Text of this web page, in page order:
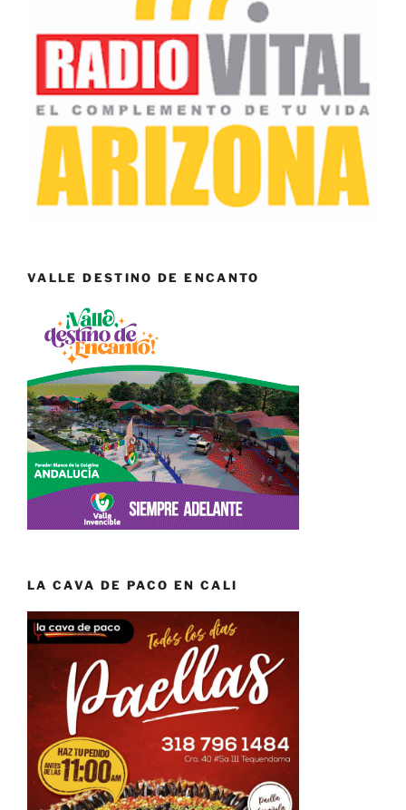
VALLE DESTINO DE ENCANTO
LA CAVA DE PACO EN CALI